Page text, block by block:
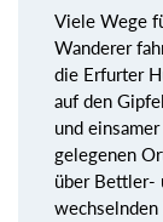
Viele Wege
Wanderer
die Erfurter
auf den
und
gelegenen
über Bettler-
wechselnden